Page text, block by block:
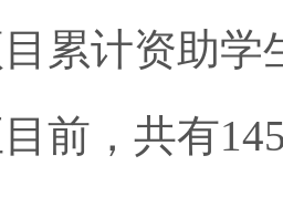
累计资助学
前，共有